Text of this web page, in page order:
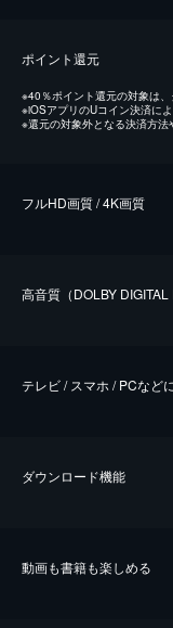
ポイント還元
※40％ポイント還元の対象は
※iOSアプリのUコイン決済に
※還元の対象外となる決済方
フルHD画質 / 4K画質
⾼⾳質（DOLBY DIGITAL
テレビ / スマホ / PCなど
ダウンロード機能
動画も書籍も楽しめる